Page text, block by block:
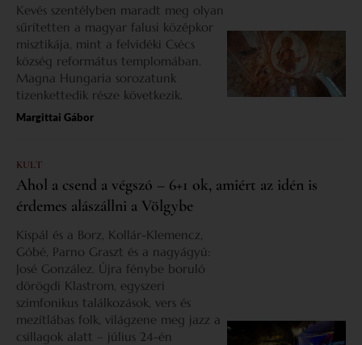
Kevés szentélyben maradt meg olyan
sűrítetten a magyar falusi középkor
misztikája, mint a felvidéki Csécs
község református templomában.
Magna Hungaria sorozatunk
tizenkettedik része következik.
Margittai Gábor
KULT
Ahol a csend a végszó – 6+1 ok, amiért az idén is
érdemes alászállni a Völgybe
Kispál és a Borz, Kollár-Klemencz,
Góbé, Parno Graszt és a nagyágyú:
José González. Újra fénybe boruló
dörögdi Klastrom, egyszeri
szimfonikus találkozások, vers és
mezítlábas folk, világzene meg jazz a
csillagok alatt – július 24-én